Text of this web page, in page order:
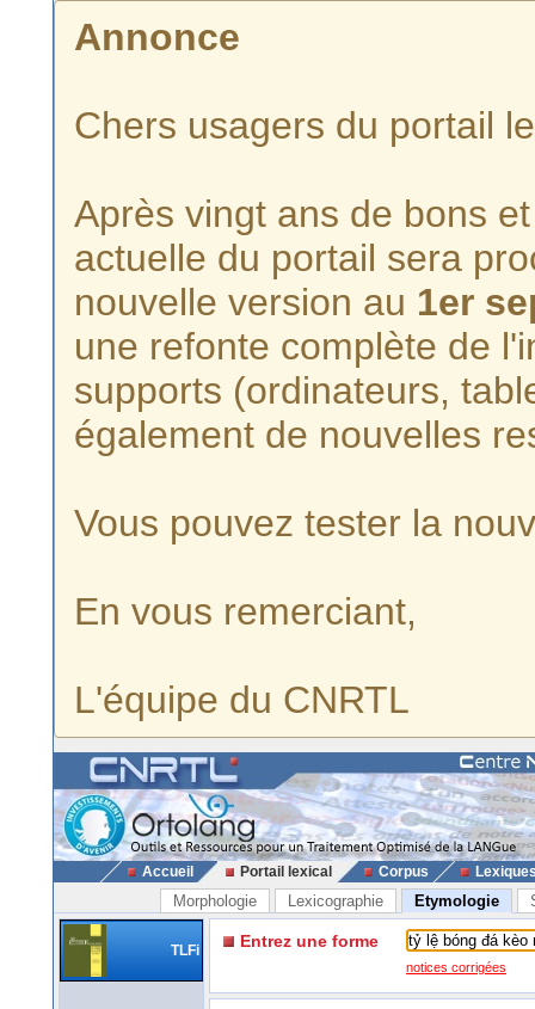
Annonce
Chers usagers du portail
Après vingt ans de bons
actuelle du portail sera
nouvelle version au 1er
une refonte complète de
supports (ordinateurs,
également de nouvelles
Vous pouvez tester la
En vous remerciant,
L'équipe du CNRTL
Accueil Portail lexical Corpus
Morphologie Lexicographie Etymologie
TLFi Entrez une forme
notices corrigées